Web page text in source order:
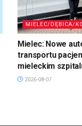
MIELEC/DĘBICA/
Mielec: Nowe
transportu
mieleckim
2026-08-07